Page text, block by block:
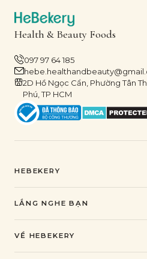
Health & Beauty Foods
097 97 64 185
2D Hồ Ngọc Cẩn, Phường Tân
Phú, TP HCM
HEBEKERY
Combo quà
LẮNG NGHE BẠN
FAQ
VỀ HEBEKERY